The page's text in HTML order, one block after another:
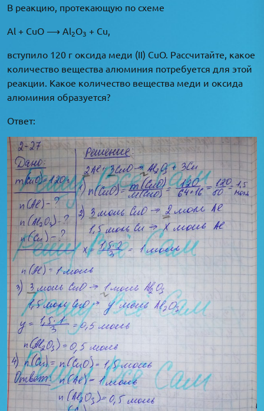
В реакцию, протекающую по схеме
Al + CuO ⟶ Al2O3 + Cu,
вступило 120 г оксида меди (II) CuO. Рассчитайте, какое
количество вещества алюминия потребуется для этой
реакции. Какое количество вещества меди и оксида
алюминия образуется?
Ответ: